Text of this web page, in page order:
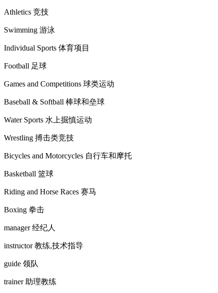
Athletics 竞技
Swimming 游泳
Individual Sports 体育项目
Football 足球
Games and Competitions 球类运动
Baseball & Softball 棒球和垒球
Water Sports 水上掘慎运动
Wrestling 搏击类竞技
Bicycles and Motorcycles 自行车和摩托
Basketball 篮球
Riding and Horse Races 赛马
Boxing 拳击
manager 经纪人
instructor 教练,技术指导
guide 领队
trainer 助理教练